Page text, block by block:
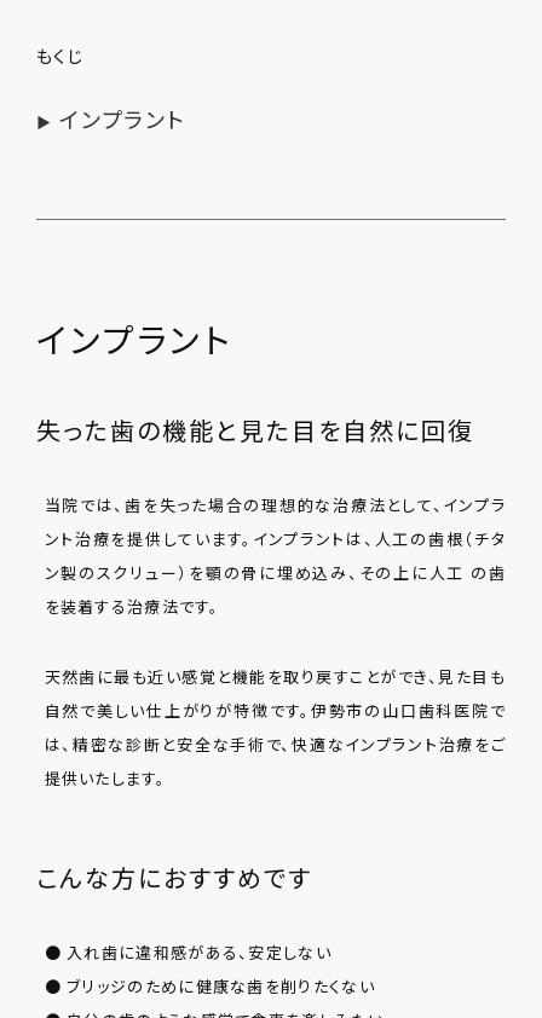
もくじ
▶ インプラント
インプラント
失った歯の機能と見た目を自然に回復
当院では、歯を失った場合の理想的な治療法として、インプラ
ント治療を提供しています。インプラントは、人工の歯根（チタ
ン製のスクリュー）を顎の骨に埋め込み、その上に人工 の歯
を装着する治療法です。
天然歯に最も近い感覚と機能を取り戻すことができ、見た目も
自然で美しい仕上がりが特徴です。伊勢市の山口歯科医院で
は、精密な診断と安全な手術で、快適なインプラント治療をご
提供いたします。
こんな方におすすめです
● 入れ歯に違和感がある、安定しない
● ブリッジのために健康な歯を削りたくない